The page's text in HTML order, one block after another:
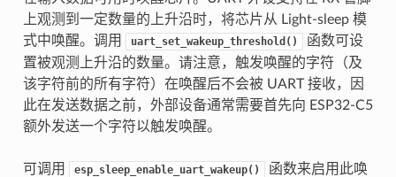
上观测到一定数量的上升沿时，将芯片从 Light-sleep 模
式中唤醒。调用
uart_set_wakeup_threshold()
函数可设
置被观测上升沿的数量。请注意，触发唤醒的字符（及
该字符前的所有字符）在唤醒后不会被 UART 接收，因
此在发送数据之前，外部设备通常需要首先向 ESP32-C5
额外发送一个字符以触发唤醒。
可调用 esp_sleep_enable_uart_wakeup()
函数来启用此唤